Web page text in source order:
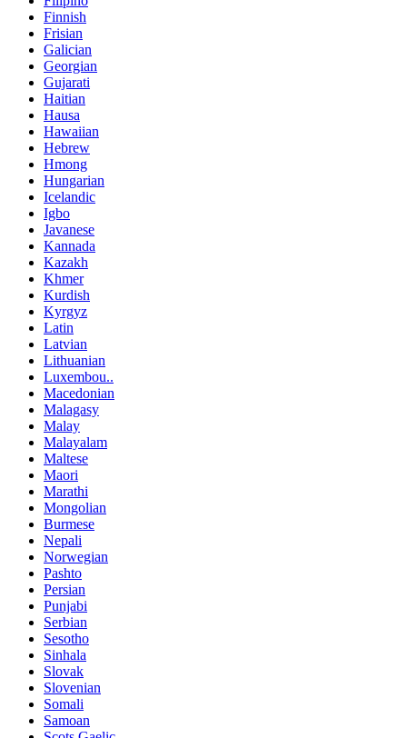
Finnish
Frisian
Galician
Georgian
Gujarati
Haitian
Hausa
Hawaiian
Hebrew
Hmong
Hungarian
Icelandic
Igbo
Javanese
Kannada
Kazakh
Khmer
Kurdish
Kyrgyz
Latin
Latvian
Lithuanian
Luxembou..
Macedonian
Malagasy
Malay
Malayalam
Maltese
Maori
Marathi
Mongolian
Burmese
Nepali
Norwegian
Pashto
Persian
Punjabi
Serbian
Sesotho
Sinhala
Slovak
Slovenian
Somali
Samoan